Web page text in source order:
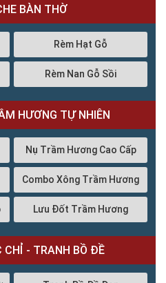
BÀN THỜ
Rèm Hạt Gỗ
Rèm Nan Gỗ Sồi
HƯƠNG TỰ NHIÊN
Nụ Trầm Hương Cao Cấp
Combo Xông Trầm Hương
Lưu Đốt Trầm Hương
CHỈ - TRANH BỒ ĐỀ